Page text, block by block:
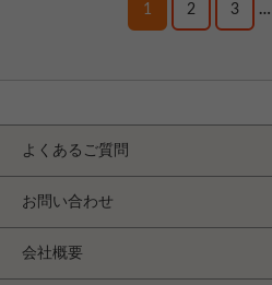
1 2 3 …
よくあるご質問
お問い合わせ
会社概要